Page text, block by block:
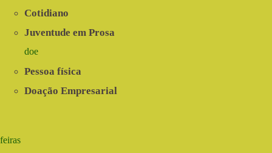
Cotidiano
Juventude em Prosa
doe
Pessoa física
Doação Empresarial
feiras